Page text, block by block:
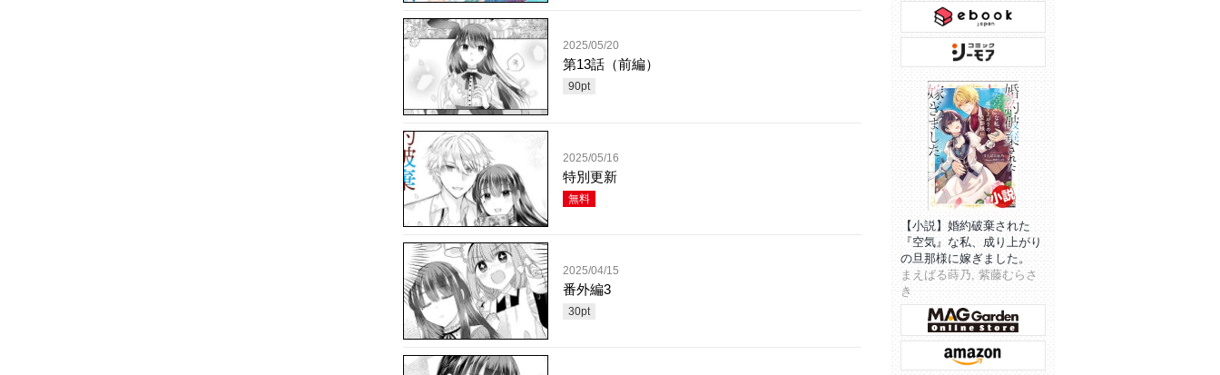
2025/05/20
第13話（前編）
90pt
2025/05/16
特別更新
無料
2025/04/15
番外編3
30pt
【小説】婚約破棄された
『空気』な私、成り上がり
の旦那様に嫁ぎました。
まえばる蒔乃, 紫藤むらさ
き